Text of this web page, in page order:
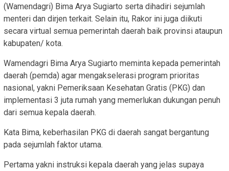
(Wamendagri) Bima Arya Sugiarto serta dihadiri sejumlah
menteri dan dirjen terkait. Selain itu, Rakor ini juga diikuti
secara virtual semua pemerintah daerah baik provinsi ataupun
kabupaten/ kota.
Wamendagri Bima Arya Sugiarto meminta kepada pemerintah
daerah (pemda) agar mengakselerasi program prioritas
nasional, yakni Pemeriksaan Kesehatan Gratis (PKG) dan
implementasi 3 juta rumah yang memerlukan dukungan penuh
dari semua kepala daerah.
Kata Bima, keberhasilan PKG di daerah sangat bergantung
pada sejumlah faktor utama.
Pertama yakni instruksi kepala daerah yang jelas supaya